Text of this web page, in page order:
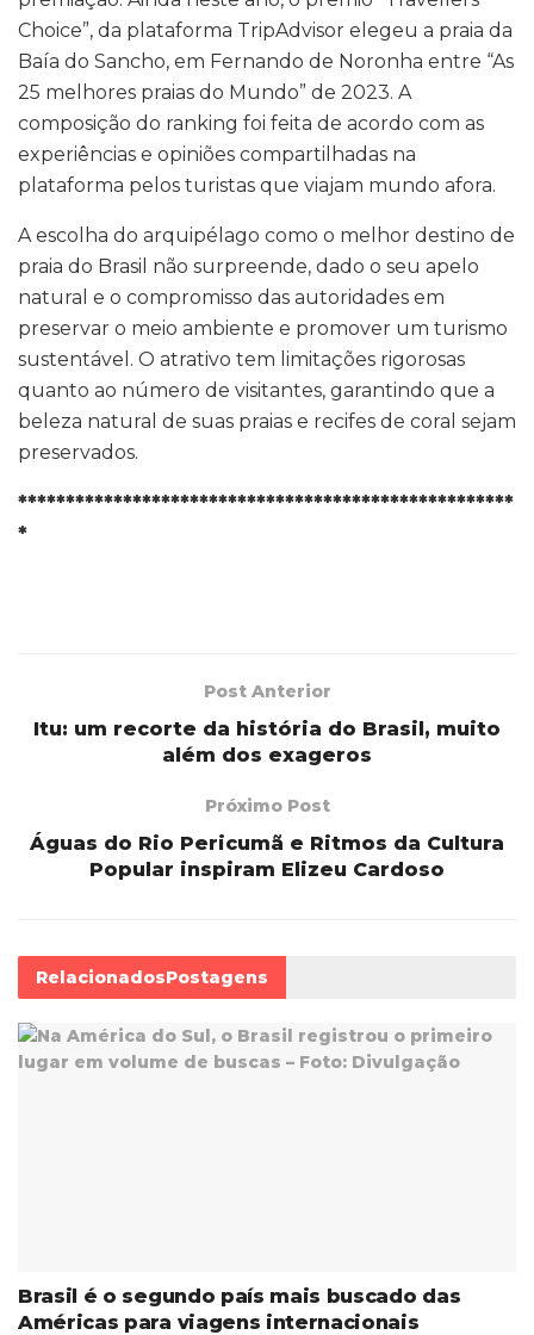
Choice”, da plataforma TripAdvisor elegeu a praia da
Baía do Sancho, em Fernando de Noronha entre “As
25 melhores praias do Mundo” de 2023. A
composição do ranking foi feita de acordo com as
experiências e opiniões compartilhadas na
plataforma pelos turistas que viajam mundo afora.
A escolha do arquipélago como o melhor destino de
praia do Brasil não surpreende, dado o seu apelo
natural e o compromisso das autoridades em
preservar o meio ambiente e promover um turismo
sustentável. O atrativo tem limitações rigorosas
quanto ao número de visitantes, garantindo que a
beleza natural de suas praias e recifes de coral sejam
preservados.
****************************************************
*
Post Anterior
Itu: um recorte da história do Brasil, muito
além dos exageros
Próximo Post
Águas do Rio Pericumã e Ritmos da Cultura
Popular inspiram Elizeu Cardoso
RelacionadosPostagens
Brasil é o segundo país mais buscado das
Américas para viagens internacionais